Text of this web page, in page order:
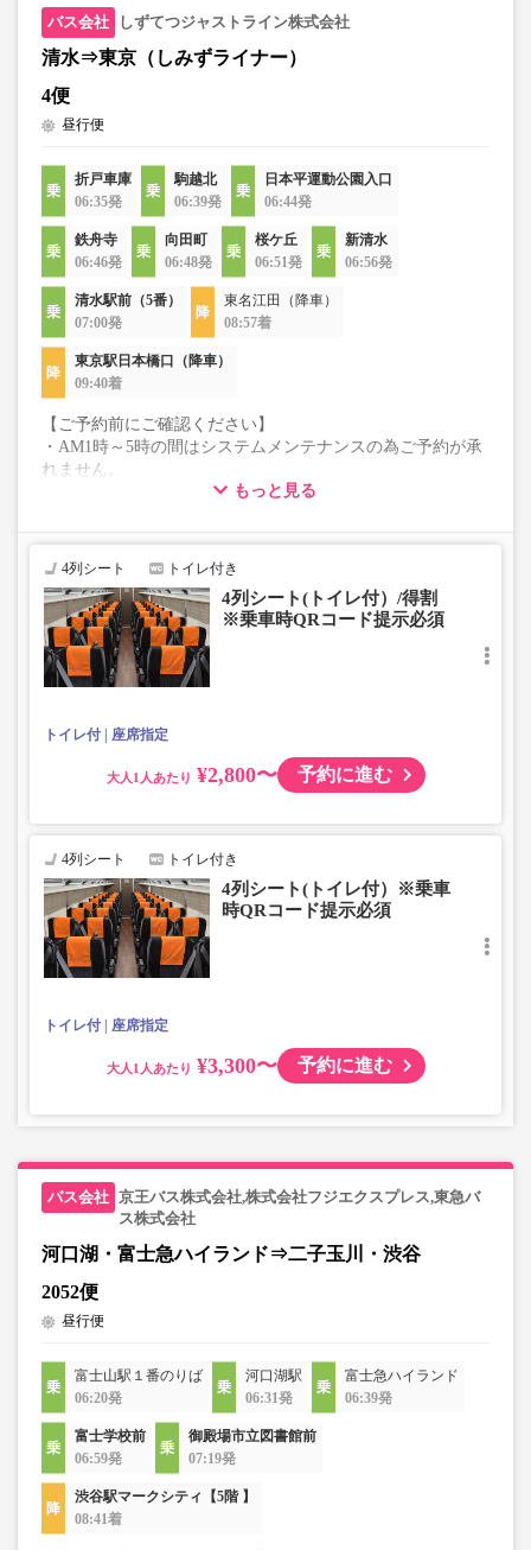
しずてつジャストライン株式会社
清水⇒東京（しみずライナー）
4便
昼行便
折戸車庫
06:35発
駒越北
06:39発
日本平運動公園入口
06:44発
鉄舟寺
06:46発
向田町
06:48発
桜ケ丘
06:51発
新清水
06:56発
清水駅前（5番）
07:00発
東名江田（降車）
08:57着
東京駅日本橋口（降車）
09:40着
【ご予約前にご確認ください】
・AM1時～5時の間はシステムメンテナンスの為ご予約が承
れません。
・在庫の状況はリアルタイムの表示ではございません。
す。
・こちらの路線はキャンセル以外の購入後の変更が一切承
・学生・シニア・乳幼児料金はございません。
学生、シニアの方は「大人」、乳幼児の方は「小児」を
選択いただきご予約にお進みください。
乗車定員遵守のため乗車券をお持ちで無い「乳幼児」の
・車両は予告なく変更となる場合がございます。これに伴
い、座席やシート設備が変更となる場合がございますの
で、あらかじめご了承ください。
もっと見る
4列シート トイレ付き
4列シート(トイレ付）/得割
※乗車時QRコード提示必須
トイレ付 座席指定
大人 ¥2,800〜 予約に進む
4列シート トイレ付き
4列シート(トイレ付）※乗車
時QRコード提示必須
トイレ付 座席指定
大人 ¥3,300〜 予約に進む
京王バス株式会社,株式会社フジエクスプレス,東急バ
ス株式会社
河口湖・富士急ハイランド⇒二子玉川・渋谷
2052便
昼行便
富士山駅１番のりば
06:20発
河口湖駅
06:31発
富士急ハイランド
06:39発
富士学校前
06:59発
御殿場市立図書館前
07:19発
渋谷駅マークシティ【5階 】
08:41着